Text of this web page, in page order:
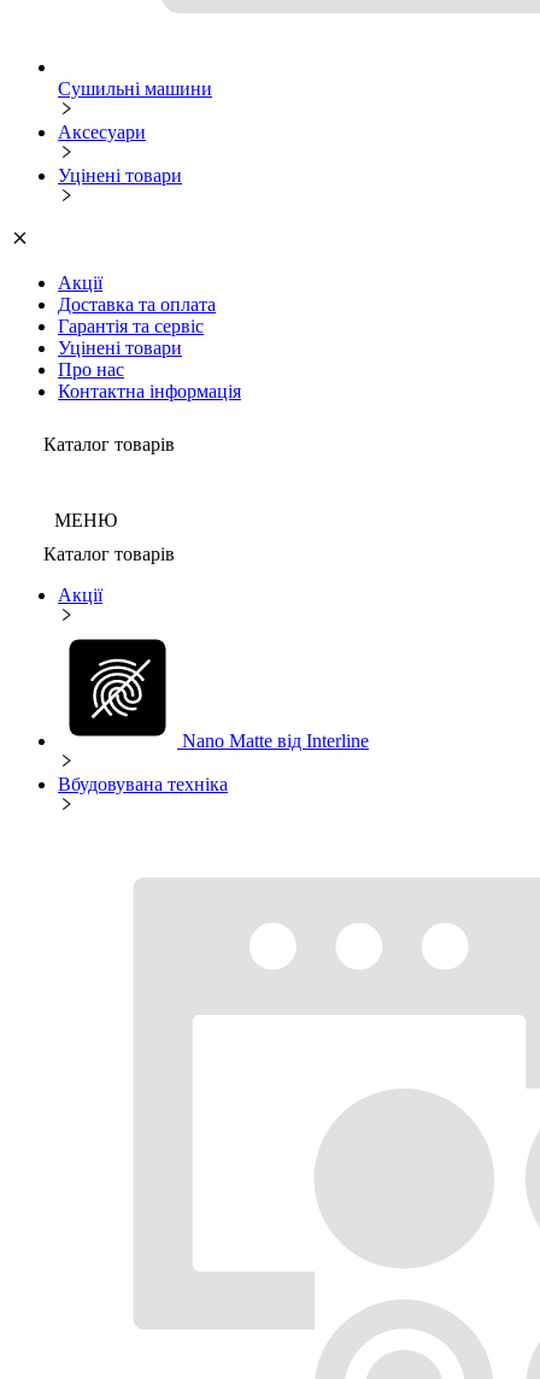
Сушильні машини
Аксесуари
Уцінені товари
Акції
Доставка та оплата
Гарантія та сервіс
Уцінені товари
Про нас
Контактна інформація
Каталог товарів
МЕНЮ
Каталог товарів
Акції
Nano Matte від Interline
Вбудовувана техніка